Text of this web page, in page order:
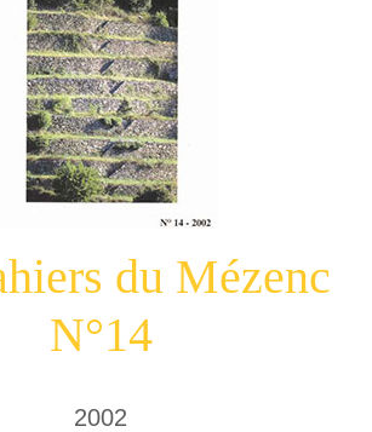
du Mézenc
N°14
2002